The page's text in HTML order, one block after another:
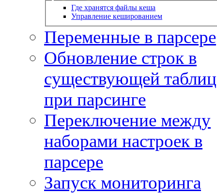
Где хранятся файлы кеша
Управление кешированием
Переменные в парсере
Обновление строк в
существующей
при парсинге
Переключение между
наборами настроек в
парсере
Запуск мониторинга